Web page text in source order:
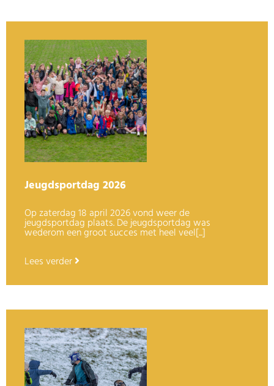
Jeugdsportdag 2026
Op zaterdag 18 april 2026 vond weer de
jeugdsportdag plaats. De jeugdsportdag was
wederom een groot succes met heel veel[...]
Lees verder